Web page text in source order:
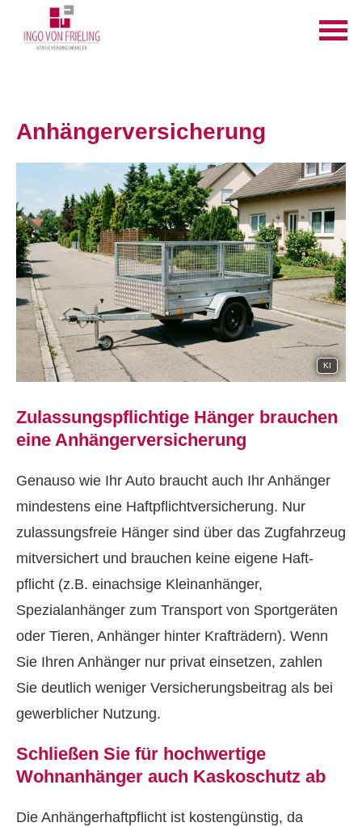
Anhängerversicherung
KI
Zulassungspflichtige Hänger brauchen
eine Anhängerversicherung
Genauso wie Ihr Auto braucht auch Ihr Anhänger
mindestens eine Haft­pflichtversicherung. Nur
zulassungsfreie Hänger sind über das Zugfahrzeug
mitversichert und brauchen keine eigene Haft­
pflicht (z.B. einachsige Kleinanhänger,
Spezialanhänger zum Transport von Sportgeräten
oder Tieren, Anhänger hinter Krafträdern). Wenn
Sie Ihren Anhänger nur privat einsetzen, zahlen
Sie deutlich weniger Versicherungsbeitrag als bei
gewerblicher Nutzung.
Schließen Sie für hochwertige
Wohnanhänger auch Kaskoschutz ab
Die Anhängerhaftpflicht ist kostengünstig, da